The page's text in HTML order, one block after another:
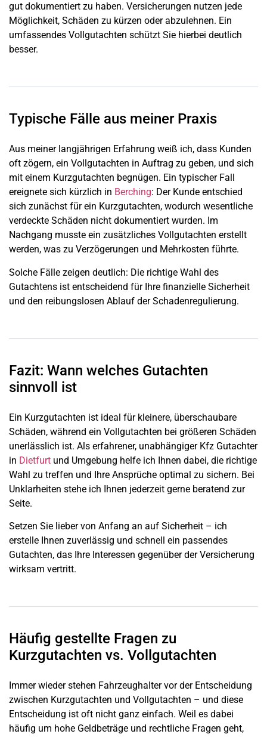
gut dokumentiert zu haben. Versicherungen nutzen jede
Möglichkeit, Schäden zu kürzen oder abzulehnen. Ein
umfassendes Vollgutachten schützt Sie hierbei deutlich
besser.
Typische Fälle aus meiner Praxis
Aus meiner langjährigen Erfahrung weiß ich, dass Kunden
oft zögern, ein Vollgutachten in Auftrag zu geben, und sich
mit einem Kurzgutachten begnügen. Ein typischer Fall
ereignete sich kürzlich in Berching: Der Kunde entschied
sich zunächst für ein Kurzgutachten, wodurch wesentliche
verdeckte Schäden nicht dokumentiert wurden. Im
Nachgang musste ein zusätzliches Vollgutachten erstellt
werden, was zu Verzögerungen und Mehrkosten führte.
Solche Fälle zeigen deutlich: Die richtige Wahl des
Gutachtens ist entscheidend für Ihre finanzielle Sicherheit
und den reibungslosen Ablauf der Schadenregulierung.
Fazit: Wann welches Gutachten
sinnvoll ist
Ein Kurzgutachten ist ideal für kleinere, überschaubare
Schäden, während ein Vollgutachten bei größeren Schäden
unerlässlich ist. Als erfahrener, unabhängiger Kfz Gutachter
in Dietfurt und Umgebung helfe ich Ihnen dabei, die richtige
Wahl zu treffen und Ihre Ansprüche optimal zu sichern. Bei
Unklarheiten stehe ich Ihnen jederzeit gerne beratend zur
Seite.
Setzen Sie lieber von Anfang an auf Sicherheit – ich
erstelle Ihnen zuverlässig und schnell ein passendes
Gutachten, das Ihre Interessen gegenüber der Versicherung
wirksam vertritt.
Häufig gestellte Fragen zu
Kurzgutachten vs. Vollgutachten
Immer wieder stehen Fahrzeughalter vor der Entscheidung
zwischen Kurzgutachten und Vollgutachten – und diese
Entscheidung ist oft nicht ganz einfach. Weil es dabei
häufig um hohe Geldbeträge und rechtliche Fragen geht,